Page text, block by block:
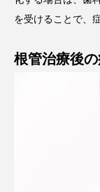
を受けることで、
根管治療後